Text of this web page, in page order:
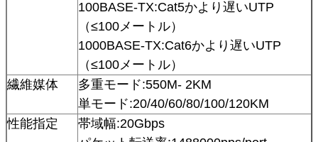
100BASE-TX:Cat5かより遅いUTP
（≤100メートル）
1000BASE-TX:Cat6かより遅いUTP
（≤100メートル）
繊維媒体
多重モード:550M- 2KM
単モード:20/40/60/80/100/120KM
性能指定
帯域幅:20Gbps